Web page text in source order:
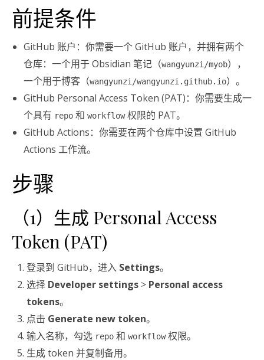
前提条件
GitHub 账户：你需要一个 GitHub 账户，并拥有两个
仓库：一个用于 Obsidian 笔记（wangyunzi/myob），
一个用于博客（wangyunzi/wangyunzi.github.io）。
GitHub Personal Access Token (PAT)：你需要生成一
个具有 repo 和 workflow权限的 PAT。
GitHub Actions：你需要在两个仓库中设置 GitHub
Actions 工作流。
步骤
（1）生成 Personal Access
Token (PAT)
登录到 GitHub，进入 Settings。
选择 Developer settings > Personal access
tokens。
点击 Generate new token。
输入名称，勾选 repo 和 workflow权限。
生成 token 并复制备用。